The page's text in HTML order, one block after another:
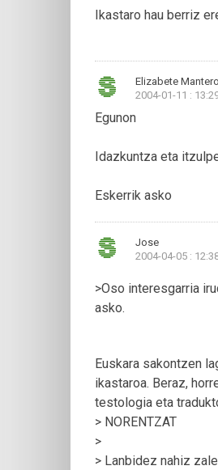
Ikastaro hau berriz
Elizabete
2004-01-11 :
Egunon
Idazkuntza eta
Eskerrik asko
Jose
2004-04-05 :
>Oso interesgarria
asko.
Euskara sakontzen
ikastaroa. Beraz,
testologia eta
> NORENTZAT
>
> Lanbidez nahiz